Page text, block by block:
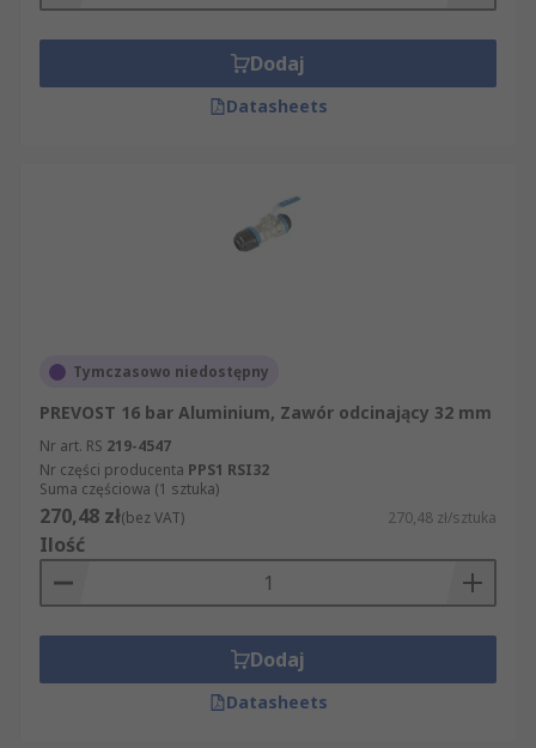
Dodaj
Datasheets
Tymczasowo niedostępny
PREVOST 16 bar Aluminium, Zawór odcinający 32 mm
Nr art. RS 219-4547
Nr części producenta PPS1 RSI32
Suma częściowa (1 sztuka)
270,48 zł(bez VAT) 270,48 zł/sztuka
Ilość
Dodaj
Datasheets